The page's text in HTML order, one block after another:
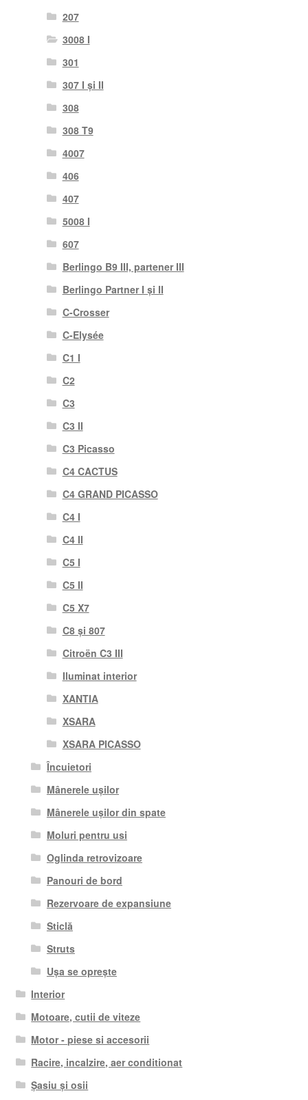
207
3008 I
301
307 I și II
308
308 T9
4007
406
407
5008 I
607
Berlingo B9 III, partener III
Berlingo Partner I și II
C-Crosser
C-Elysée
C1 I
C2
C3
C3 II
C3 Picasso
C4 CACTUS
C4 GRAND PICASSO
C4 I
C4 II
C5 I
C5 II
C5 X7
C8 și 807
Citroën C3 III
Iluminat interior
XANTIA
XSARA
XSARA PICASSO
Încuietori
Mânerele ușilor
Mânerele ușilor din spate
Moluri pentru usi
Oglinda retrovizoare
Panouri de bord
Rezervoare de expansiune
Sticlă
Struts
Ușa se oprește
Interior
Motoare, cutii de viteze
Motor - piese si accesorii
Racire, incalzire, aer conditionat
Șasiu și osii